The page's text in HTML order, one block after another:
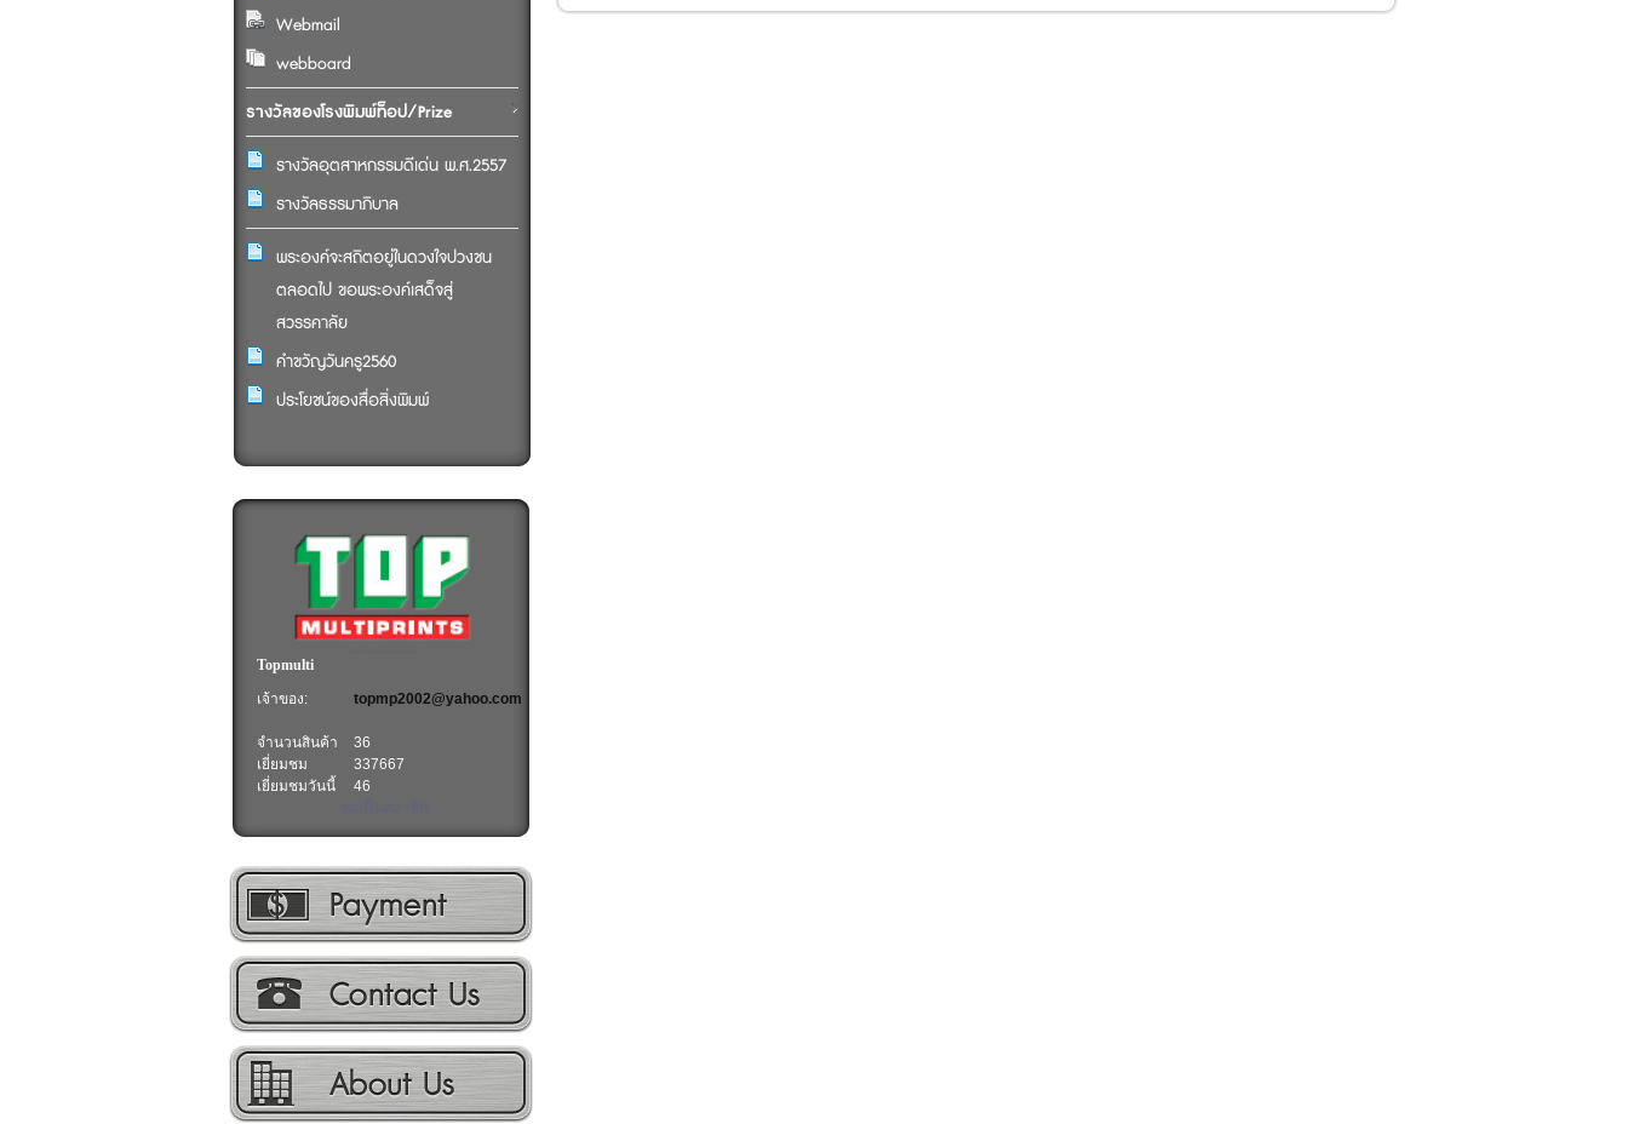
Webmail
webboard
รางวัลของโรงพิมพ์ท็อป/Prize
รางวัลอุตสาหกรรมดีเด่น พ.ศ.2557
รางวัลธรรมาภิบาล
พระองค์จะสถิตอยู่ในดวงใจปวงชน
ตลอดไป ขอพระองค์เสด็จสู่
สวรรคาลัย
คำขวัญวันครู2560
ประโยชน์ของสื่อสิ่งพิมพ์
Topmulti
เจ้าของ:
topmp2002@yahoo.com
จำนวนสินค้า
36
เยี่ยมชม
337667
เยี่ยมชมวันนี้
46